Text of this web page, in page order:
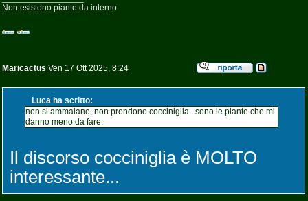
Non esistono piante da interno
Maricactus Ven 17 Ott 2025, 8:24
Luca ha scritto:
non si ammalano, non prendono cocciniglia...sono le piante che mi
danno meno da fare.
Il discorso cocciniglia è MOLTO
interessante...